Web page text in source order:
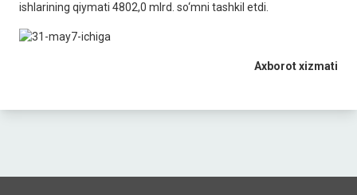
ishlarining qiymati 4802,0 mlrd. so‘mni tashkil etdi.
Axborot xizmati